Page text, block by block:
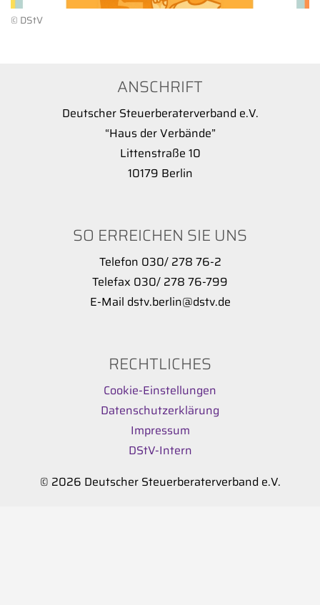
© DStV
ANSCHRIFT
Deutscher Steuerberaterverband e.V.
“Haus der Verbände”
Littenstraße 10
10179 Berlin
SO ERREICHEN SIE UNS
Telefon 030/ 278 76-2
Telefax 030/ 278 76-799
E-Mail dstv.berlin@dstv.de
RECHTLICHES
Cookie-Einstellungen
Datenschutzerklärung
Impressum
DStV-Intern
© 2026 Deutscher Steuerberaterverband e.V.